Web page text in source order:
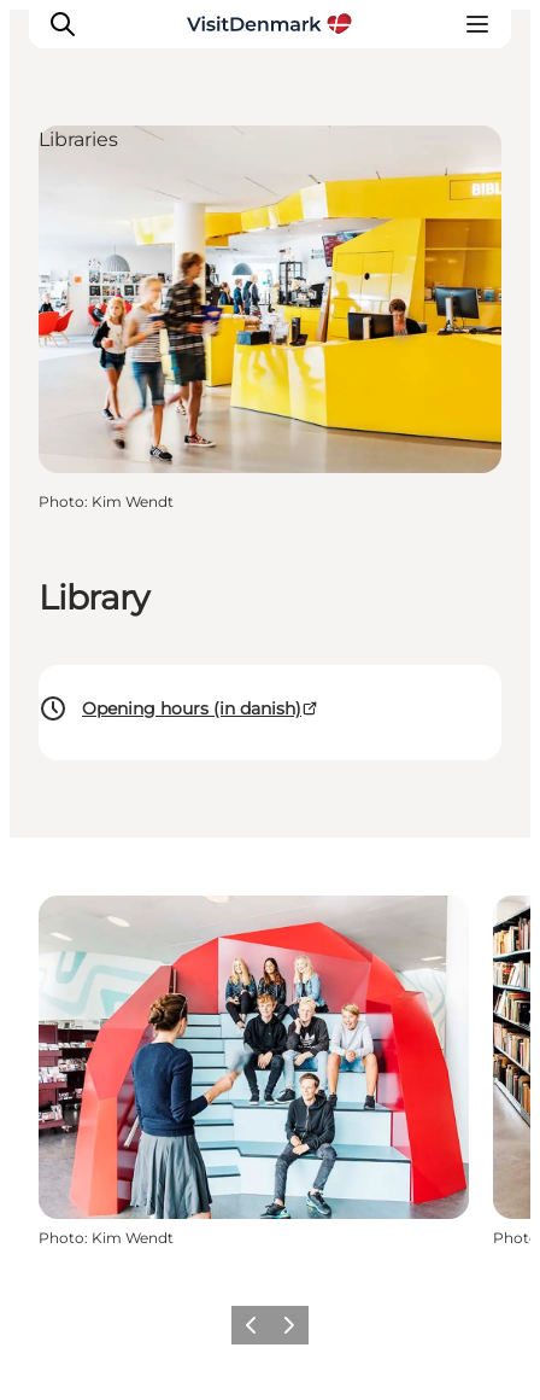
Inspirations
Destinations
Quoi faire
Hébergements
Planifiez votre voyage
Library
Opening hours (in danish)
Libraries
Photo: Kim Wendt
Photo: Kim Wendt Photo
PrécédentSuivant